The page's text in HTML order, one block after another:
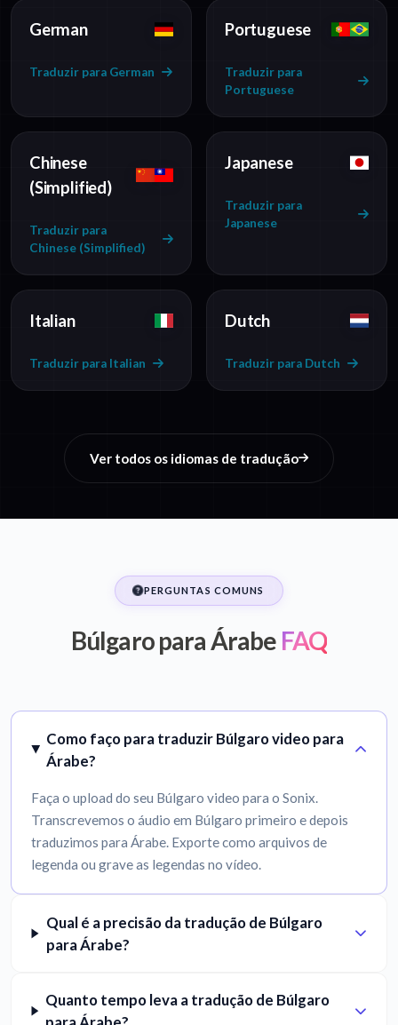
German
Traduzir para German
Portuguese
Traduzir para
Portuguese
Chinese
(Simplified)
Traduzir para
Chinese (Simplified)
Japanese
Traduzir para
Japanese
Italian
Traduzir para Italian
Dutch
Traduzir para Dutch
Ver todos os idiomas de tradução
PERGUNTAS COMUNS
Búlgaro para Árabe FAQ
Como faço para traduzir Búlgaro video para
Árabe?
Faça o upload do seu Búlgaro video para o Sonix.
Transcrevemos o áudio em Búlgaro primeiro e depois
traduzimos para Árabe. Exporte como arquivos de
legenda ou grave as legendas no vídeo.
Qual é a precisão da tradução de Búlgaro
para Árabe?
Quanto tempo leva a tradução de Búlgaro